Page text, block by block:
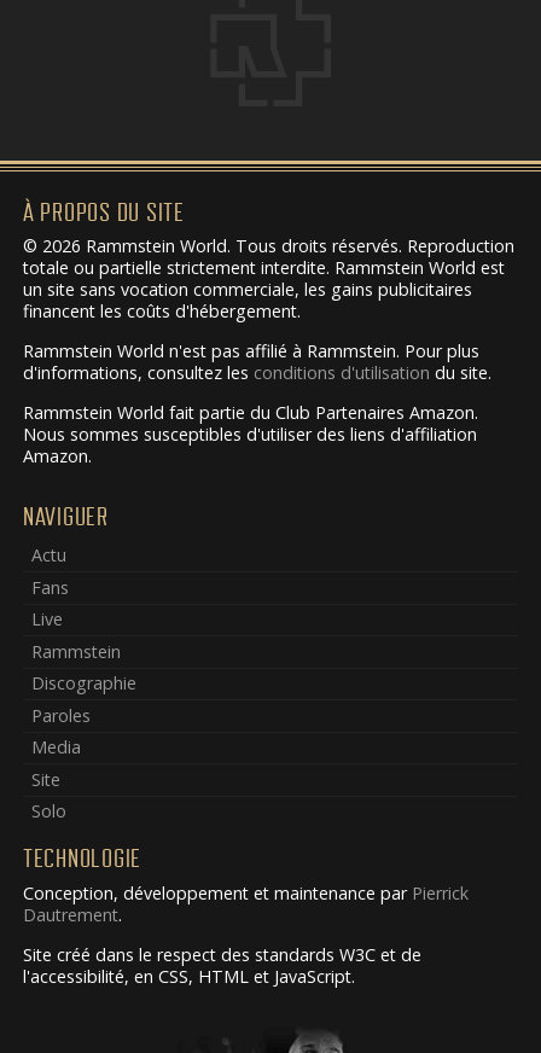
À PROPOS DU SITE
© 2026 Rammstein World. Tous droits réservés. Reproduction
totale ou partielle strictement interdite. Rammstein World est
un site sans vocation commerciale, les gains publicitaires
financent les coûts d'hébergement.
Rammstein World n'est pas affilié à Rammstein. Pour plus
d'informations, consultez les conditions d'utilisation du site.
Rammstein World fait partie du Club Partenaires Amazon.
Nous sommes susceptibles d'utiliser des liens d'affiliation
Amazon.
NAVIGUER
Actu
Fans
Live
Rammstein
Discographie
Paroles
Media
Site
Solo
TECHNOLOGIE
Conception, développement et maintenance par Pierrick
Dautrement.
Site créé dans le respect des standards W3C et de
l'accessibilité, en CSS, HTML et JavaScript.